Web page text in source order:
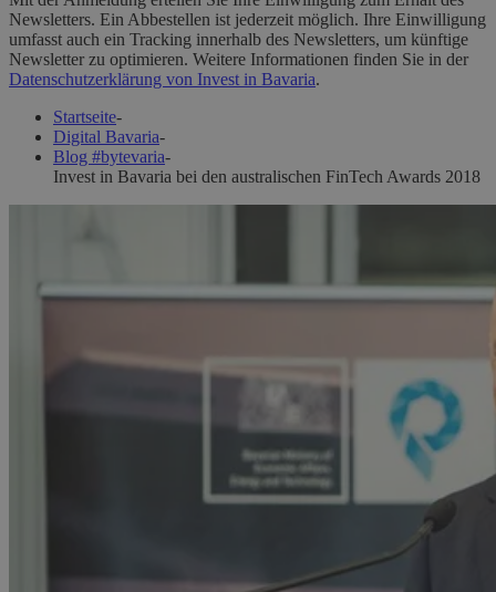
Newsletters. Ein Abbestellen ist jederzeit möglich. Ihre Einwilligung
umfasst auch ein Tracking innerhalb des Newsletters, um künftige
Newsletter zu optimieren. Weitere Informationen finden Sie in der
Datenschutzerklärung von Invest in Bavaria.
Startseite-
Digital Bavaria-
Blog #bytevaria-
Invest in Bavaria bei den australischen FinTech Awards 2018